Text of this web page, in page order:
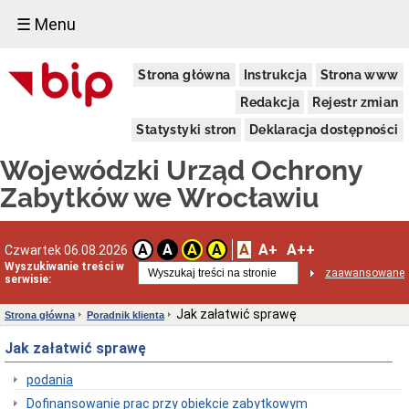
☰ Menu
Strona główna Instrukcja
Strona www
Redakcja
Rejestr zmian
Statystyki stron
Deklaracja dostępności
Wojewódzki Urząd Ochrony
Zabytków we Wrocławiu
Czwartek 06.08.2026 A A A A A A+ A++
Wyszukiwanie treści w
serwisie:
zaawansowane
Dostępność
Deklaracja
dostępności
realizowanym
projekcie
dofinansowanym
Europejskich
Delegatury
adresowe
Podstawy
prawne
działalności
Osoby
kompetencje
Strona główna Poradnik klienta Jak załatwić sprawę
Jak załatwić sprawę
podania
Dofinansowanie prac przy obiekcie zabytkowym